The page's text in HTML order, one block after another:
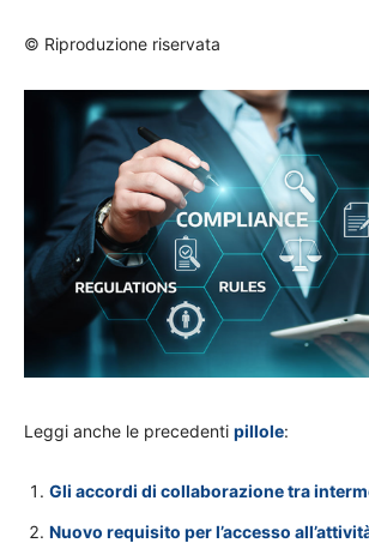
© Riproduzione riservata
Leggi anche le precedenti pillole:
Gli accordi di collaborazione tra
Nuovo requisito per l’accesso